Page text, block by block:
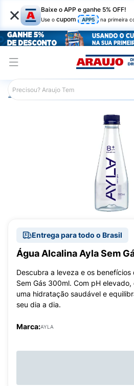
× Baixe o APP e ganhe 5% OFF!
Use o cupom APP5 na primeira
Araujo Mercado
Entrega para todo o Brasil
Água Alcalina Ayla Sem
Descubra a leveza e os benefícios
Sem Gás 300ml. Com pH
uma hidratação saudável e
seu dia a dia.
Marca:AYLA